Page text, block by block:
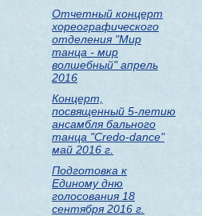
Отчетный концерт
хореографического
отделения "Мир
танца - мир
волшебный" апрель
2016
Концерт,
посвященный 5-летию
ансамбля бального
танца "Credo-dance"
май 2016 г.
Подготовка к
Единому дню
голосования 18
сентября 2016 г.